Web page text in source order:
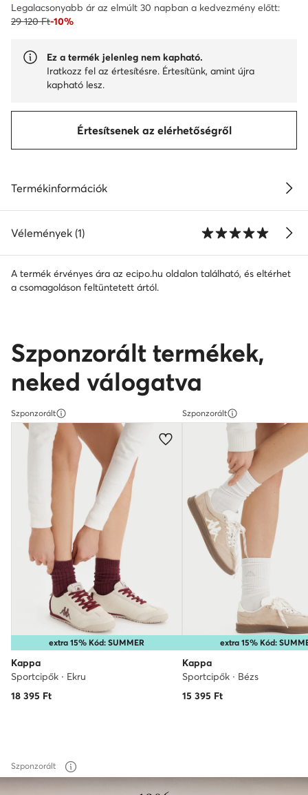
Legalacsonyabb ár az elmúlt 30 napban a kedvezmény előtt:
29 120 Ft-10%
Ez a termék jelenleg nem kapható.
Iratkozz fel az értesítésre. Értesítünk, amint újra
kapható lesz.
Értesítsenek az elérhetőségről
Termékinformációk
Vélemények (1)
A termék érvényes ára az ecipo.hu oldalon található, és eltérhet
a csomagoláson feltüntetett ártól.
Szponzorált termékek,
neked válogatva
Szponzorált
extra 15% Kód: SUMMER
Kappa
Sportcipők · Ekru
18 395 Ft
Szponzorált
extra 15% Kód:
Kappa
Sportcipők · Bézs
15 395 Ft
Szponzorált